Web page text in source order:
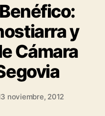
y
Cámara
noviembre, 2012